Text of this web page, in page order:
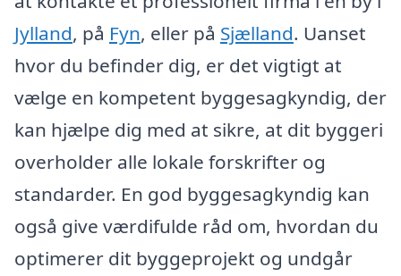
Jylland, på Fyn, eller på Sjælland. Uanset
hvor du befinder dig, er det vigtigt at
vælge en kompetent byggesagkyndig, der
kan hjælpe dig med at sikre, at dit byggeri
overholder alle lokale forskrifter og
standarder. En god byggesagkyndig kan
også give værdifulde råd om, hvordan du
optimerer dit byggeprojekt og undgår